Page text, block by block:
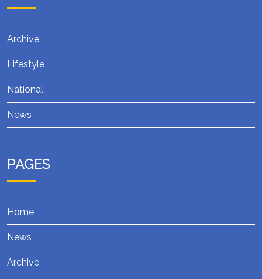
Archive
Lifestyle
National
News
PAGES
Home
News
Archive